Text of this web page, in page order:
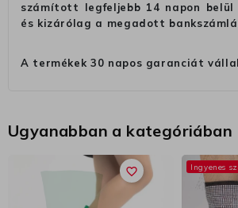
számított legfeljebb 14 napon belül
és kizárólag a megadott
A termékek 30 napos garanciát
Ugyanabban a kategóriában
favorite_border Ingyenes